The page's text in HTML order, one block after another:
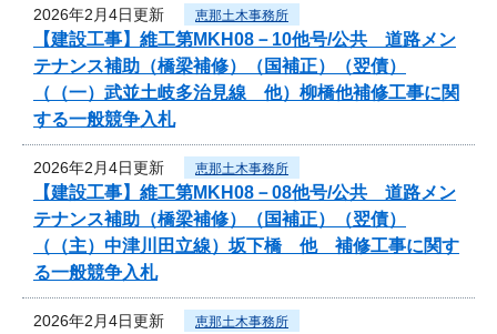
2026年2月4日更新 恵那土木事務所
【建設工事】維工第MKH08－10他号/公共 道路メン
テナンス補助（橋梁補修）（国補正）（翌債）
（（一）武並土岐多治見線 他）柳橋他補修工事に関
する一般競争入札
2026年2月4日更新 恵那土木事務所
【建設工事】維工第MKH08－08他号/公共 道路メン
テナンス補助（橋梁補修）（国補正）（翌債）
（（主）中津川田立線）坂下橋 他 補修工事に関す
る一般競争入札
2026年2月4日更新 恵那土木事務所